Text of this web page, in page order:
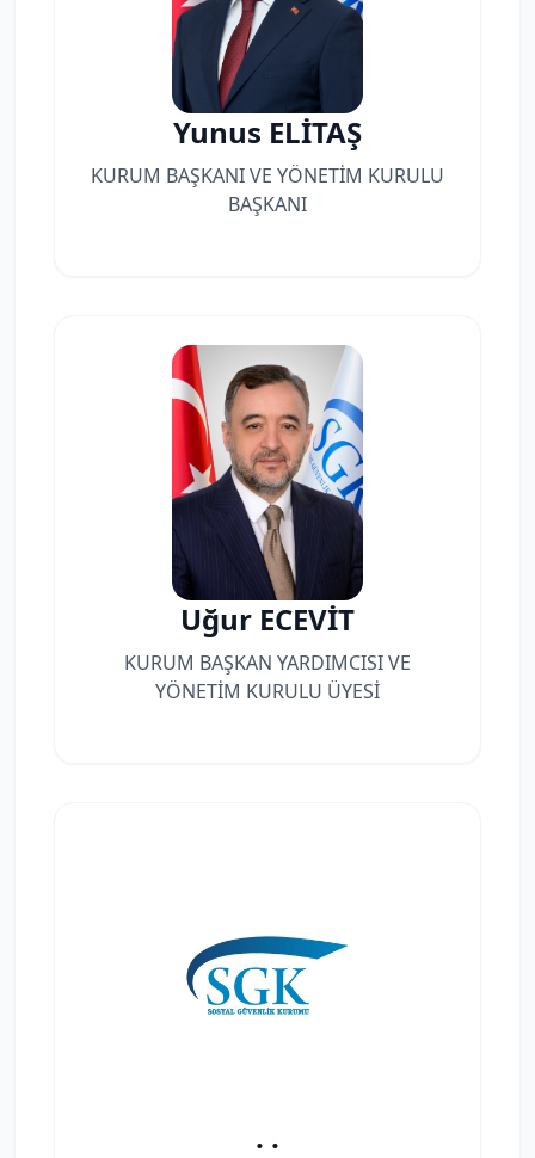
Yunus ELİTAŞ
KURUM BAŞKANI VE YÖNETİM KURULU
BAŞKANI
Uğur ECEVİT
KURUM BAŞKAN YARDIMCISI VE
YÖNETİM KURULU ÜYESİ
. .